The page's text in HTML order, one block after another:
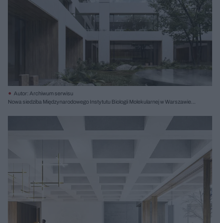
Autor: Archiwum serwisu
Nowa siedziba Międzynarodowego Instytutu Biologii Molekularnej w Warszawie,